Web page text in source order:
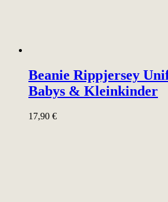
Beanie Rippjersey
Babys & Kleinkinder
17,90 €